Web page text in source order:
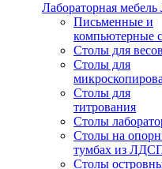
Лабораторная
Письменные и
компьютерные
Столы для весов
Столы для
Столы для
титрования
Столы
Столы на
тумбах из
Столы